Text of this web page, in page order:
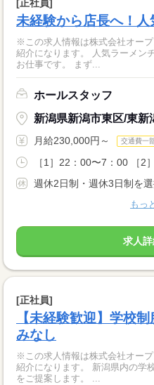
[正社員]
未経験から店長へ！
※この求人情報は株式会社オー
紹介になります。 人気ラーメン
お仕事です。 まず...
ホールスタッフ
新潟県新潟市東区/東新
月給230,000円～ 交通費一
［1］22：00〜7：00 ［2
週休2日制・週休3日制を
もっ
求人
[正社員]
【未経験歓迎】学校
みなし
※この求人情報は株式会社オー
紹介になります。 新潟県内の学
をご提案します。 ...